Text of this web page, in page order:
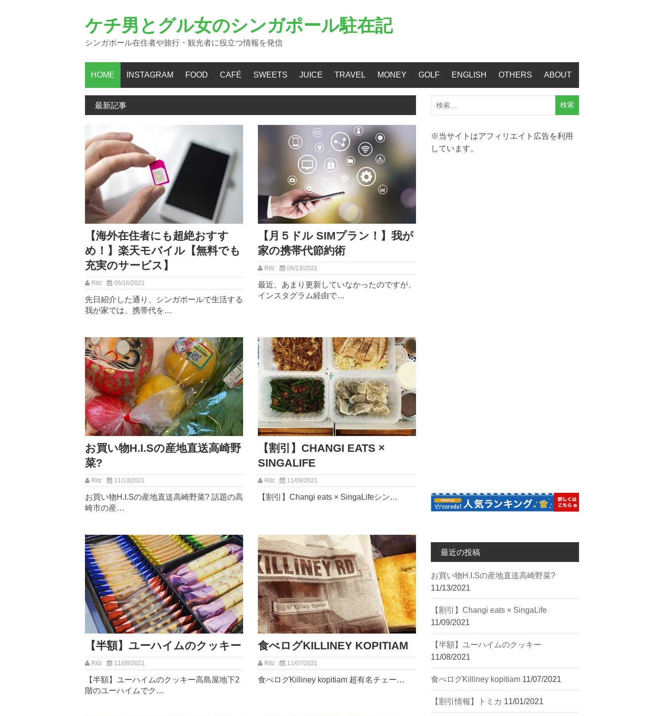
ケチ男とグル女のシンガポール駐在記
シンガポール在住者や旅行・観光者に役立つ情報を発信
HOME INSTAGRAM FOOD CAFÉ SWEETS JUICE TRAVEL MONEY GOLF ENGLISH OTHERS ABOUT
最新記事
【海外在住者にも超絶おすす
め！】楽天モバイル【無料でも
充実のサービス】
Ritz 06/16/2021
先日紹介した通り、シンガポールで生活する
我が家では、携帯代を…
【月５ドル SIMプラン！】我が
家の携帯代節約術
Ritz 06/13/2021
最近、あまり更新していなかったのですが、
インスタグラム経由で…
︎お買い物︎H.I.Sの産地直送高崎野
菜?
Ritz 11/13/2021
︎お買い物︎H.I.Sの産地直送高崎野菜? 話題の高
崎市の産…
【割引】CHANGI EATS ×
SINGALIFE
Ritz 11/09/2021
【割引】Changi eats × SingaLife⁡シン…
【半額】ユーハイムのクッキー
Ritz 11/08/2021
【半額】ユーハイムのクッキー⁡高島屋地下2
階のユーハイムでク…
︎食べログ︎KILLINEY KOPITIAM
Ritz 11/07/2021
︎食べログ︎Killiney kopitiam 超有名チェー…
検
索:
※当サイトはアフィリエイト広告を利用
しています。
最近の投稿
︎お買い物︎H.I.Sの産地直送高崎野菜?
11/13/2021
【割引】Changi eats × SingaLife
11/09/2021
【半額】ユーハイムのクッキー
11/08/2021
︎食べログ︎Killiney kopitiam 11/07/2021
【割引情報】トミカ 11/01/2021